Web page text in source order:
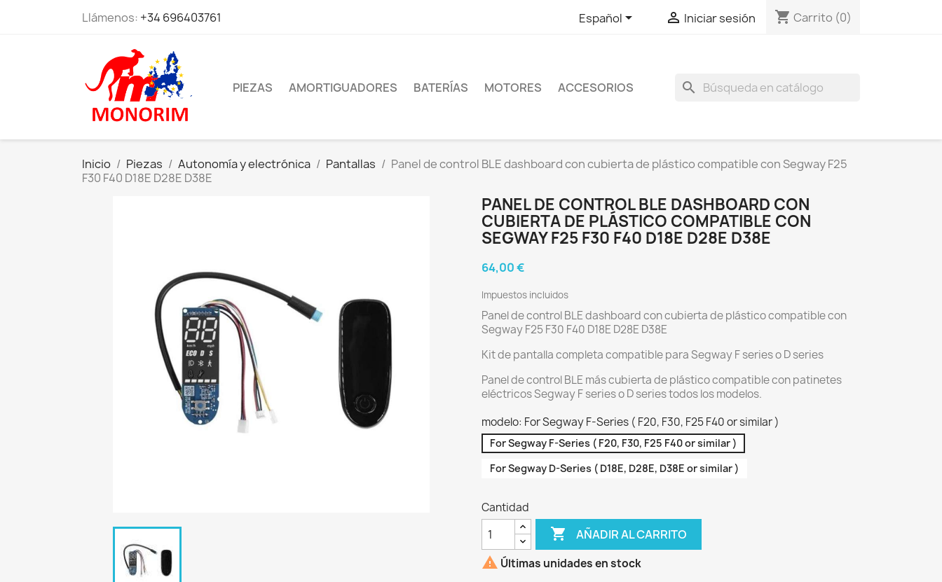
Llámenos: +34 696403761 Español  Iniciar sesión shopping_cart Carrito (0)
PIEZAS AMORTIGUADORES BATERÍAS MOTORES ACCESORIOS search
Inicio Piezas Autonomía y electrónica Pantallas
Panel de control BLE dashboard con cubierta de plástico compatible con Segway F25
F30 F40 D18E D28E D38E
PANEL DE CONTROL BLE DASHBOARD CON
CUBIERTA DE PLÁSTICO COMPATIBLE CON
SEGWAY F25 F30 F40 D18E D28E D38E
64,00 €
Impuestos incluidos
Panel de control BLE dashboard con cubierta de plástico compatible con
Segway F25 F30 F40 D18E D28E D38E
Kit de pantalla completa compatible para Segway F series o D series
Panel de control BLE más cubierta de plástico compatible con patinetes
eléctricos Segway F series o D series todos los modelos.
modelo: For Segway F-Series ( F20, F30, F25 F40 or similar )
For Segway F-Series ( F20, F30, F25 F40 or similar )
For Segway D-Series ( D18E, D28E, D38E or similar )
Cantidad
 AÑADIR AL CARRITO
 Últimas unidades en stock